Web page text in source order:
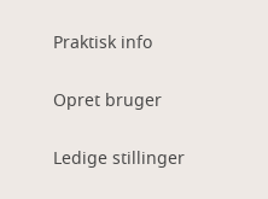
Praktisk info
Opret bruger
Ledige stillinger